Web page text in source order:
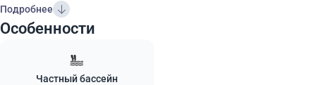
Подробнее
Особенности
Частный бассейн